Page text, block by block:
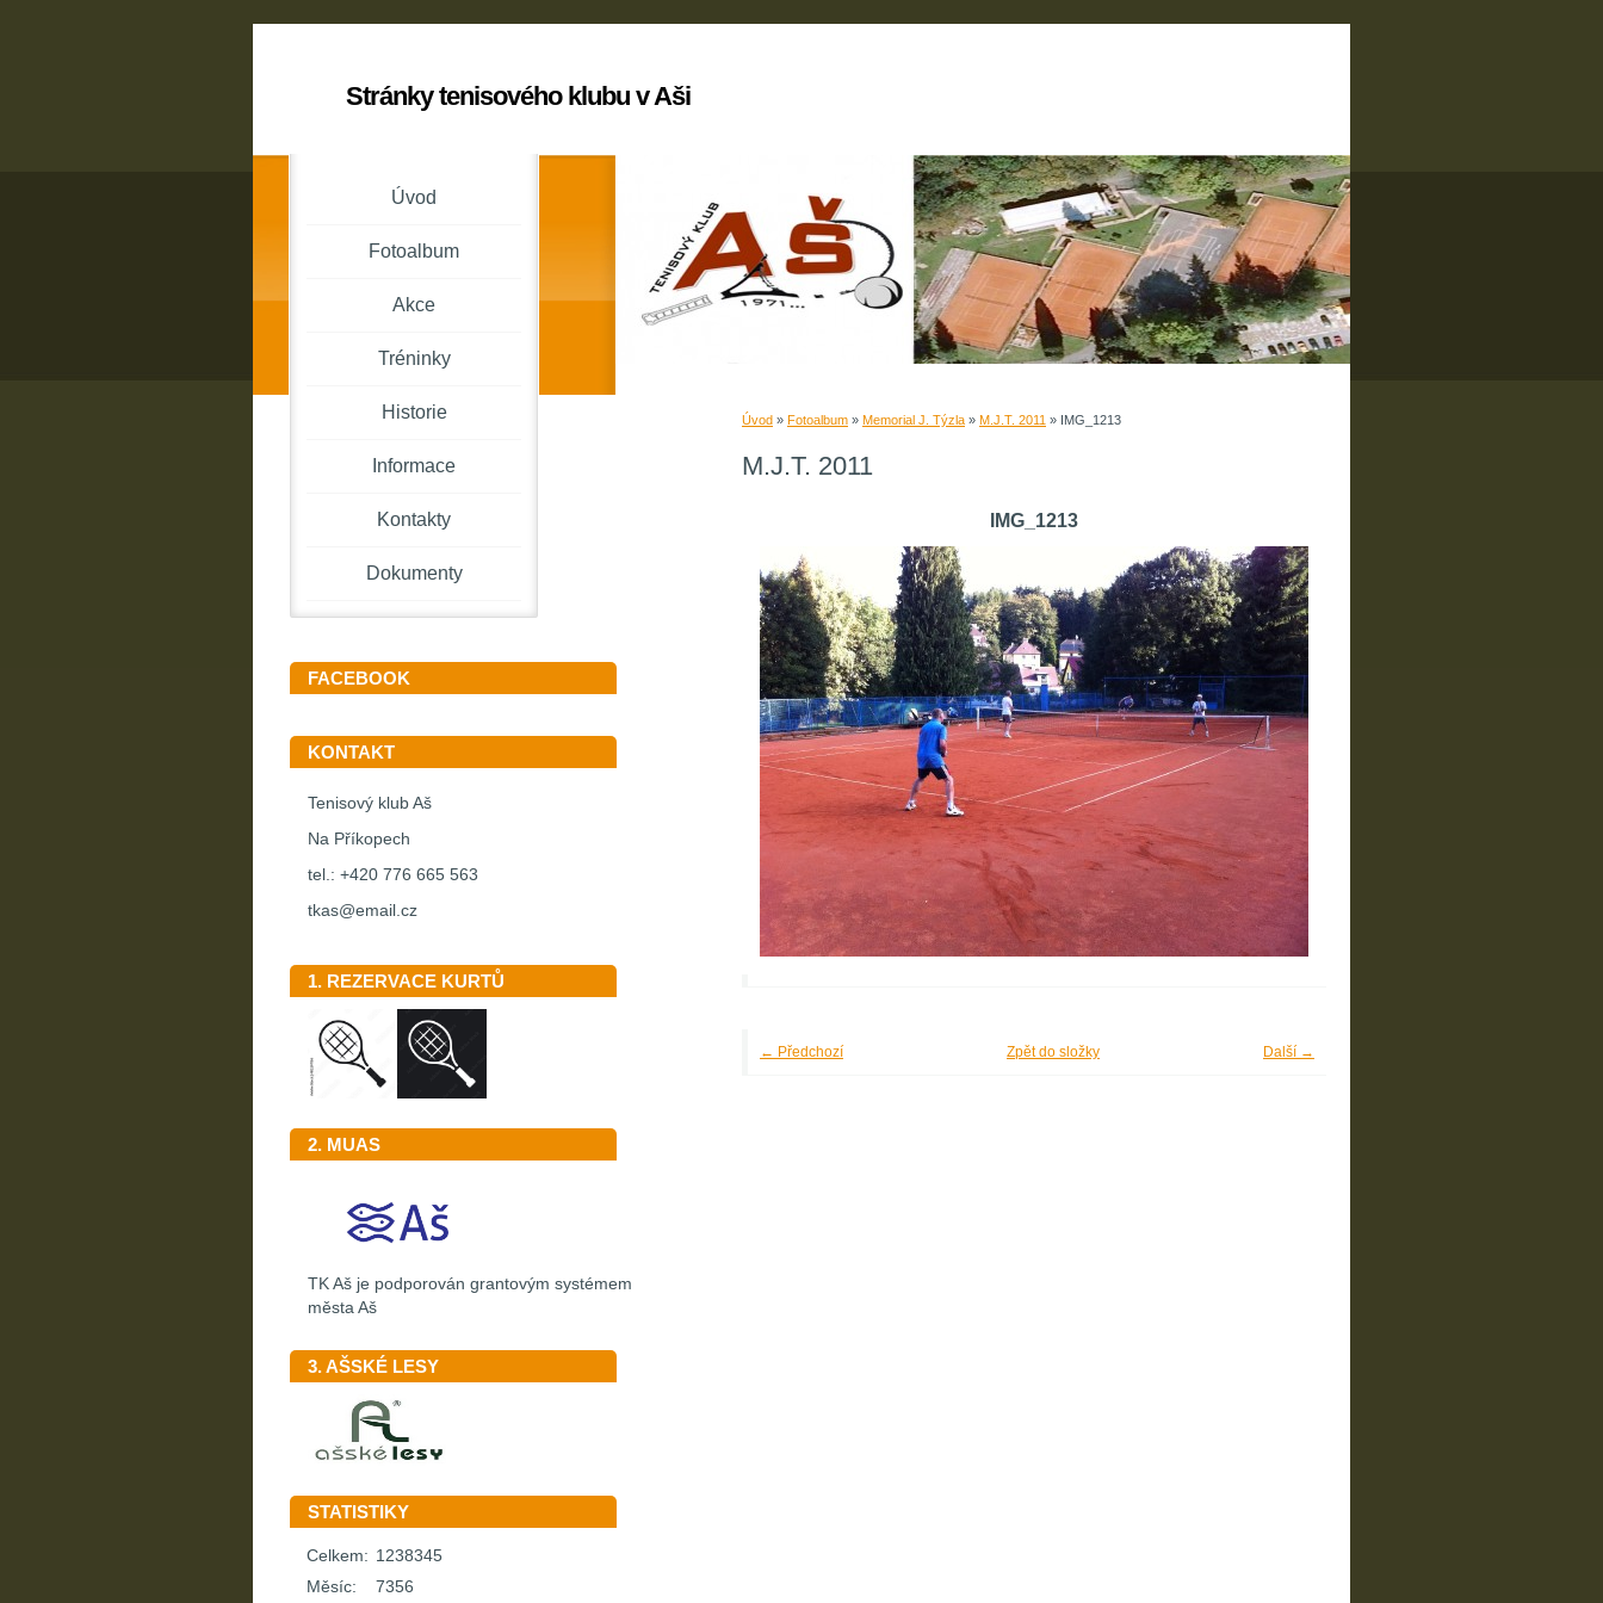
Stránky tenisového klubu v Aši
Úvod » Fotoalbum » Memorial J. Týzla » M.J.T. 2011 » IMG_1213
M.J.T. 2011
IMG_1213
← Předchozí Další →
Zpět do složky
Úvod
Fotoalbum
Akce
Tréninky
Historie
Informace
Kontakty
Dokumenty
FACEBOOK
KONTAKT
Tenisový klub Aš
Na Příkopech
tel.: +420 776 665 563
tkas@email.cz
1. REZERVACE KURTŮ
2. MUAS
TK Aš je podporován grantovým systémem
města Aš
3. AŠSKÉ LESY
STATISTIKY
Celkem: 1238345
Měsíc:
7356